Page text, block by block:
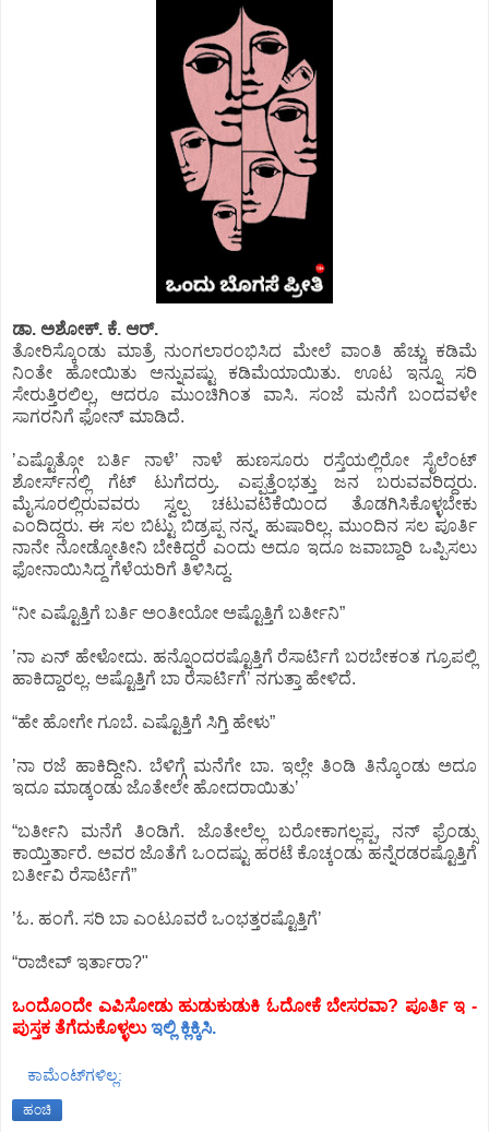
ಡಾ. ಅಶೋಕ್.‌ ಕೆ. ಆರ್.‌
ತೋರಿಸ್ಕೊಂಡು ಮಾತ್ರೆ ನುಂಗಲಾರಂಭಿಸಿದ ಮೇಲೆ ವಾಂತಿ ಹೆಚ್ಚು ಕಡಿಮೆ
ನಿಂತೇ ಹೋಯಿತು ಅನ್ನುವಷ್ಟು ಕಡಿಮೆಯಾಯಿತು. ಊಟ ಇನ್ನೂ ಸರಿ
ಸೇರುತ್ತಿರಲಿಲ್ಲ, ಆದರೂ ಮುಂಚಿಗಿಂತ ವಾಸಿ. ಸಂಜೆ ಮನೆಗೆ ಬಂದವಳೇ
ಸಾಗರನಿಗೆ ಫೋನ್‌ ಮಾಡಿದೆ.
ʼಎಷ್ಟೊತ್ಗೋ ಬರ್ತಿ ನಾಳೆʼ ನಾಳೆ ಹುಣಸೂರು ರಸ್ತೆಯಲ್ಲಿರೋ ಸೈಲೆಂಟ್‌
ಶೋರ್ಸ್‌ನಲ್ಲಿ ಗೆಟ್‌ ಟುಗೆದರ್ರು. ಎಪ್ಪತ್ತೆಂಭತ್ತು ಜನ ಬರುವವರಿದ್ದರು.
ಮೈಸೂರಲ್ಲಿರುವವರು ಸ್ವಲ್ಪ ಚಟುವಟಿಕೆಯಿಂದ ತೊಡಗಿಸಿಕೊಳ್ಳಬೇಕು
ಎಂದಿದ್ದರು. ಈ ಸಲ ಬಿಟ್ಟು ಬಿಡ್ರಪ್ಪ ನನ್ನ, ಹುಷಾರಿಲ್ಲ. ಮುಂದಿನ ಸಲ ಪೂರ್ತಿ
ನಾನೇ ನೋಡ್ಕೋತೀನಿ ಬೇಕಿದ್ದರೆ ಎಂದು ಅದೂ ಇದೂ ಜವಾಬ್ದಾರಿ ಒಪ್ಪಿಸಲು
ಫೋನಾಯಿಸಿದ್ದ ಗೆಳೆಯರಿಗೆ ತಿಳಿಸಿದ್ದ.
“ನೀ ಎಷ್ಟೊತ್ತಿಗೆ ಬರ್ತಿ ಅಂತೀಯೋ ಅಷ್ಟೊತ್ತಿಗೆ ಬರ್ತೀನಿ”
ʼನಾ ಏನ್‌ ಹೇಳೋದು. ಹನ್ನೊಂದರಷ್ಟೊತ್ತಿಗೆ ರೆಸಾರ್ಟಿಗೆ ಬರಬೇಕಂತ ಗ್ರೂಪಲ್ಲಿ
ಹಾಕಿದ್ದಾರಲ್ಲ. ಅಷ್ಟೊತ್ತಿಗೆ ಬಾ ರೆಸಾರ್ಟಿಗೆʼ ನಗುತ್ತಾ ಹೇಳಿದೆ.
“ಹೇ ಹೋಗೇ ಗೂಬೆ. ಎಷ್ಟೊತ್ತಿಗೆ ಸಿಗ್ತಿ ಹೇಳು”
ʼನಾ ರಜೆ ಹಾಕಿದ್ದೀನಿ. ಬೆಳಿಗ್ಗೆ ಮನೆಗೇ ಬಾ. ಇಲ್ಲೇ ತಿಂಡಿ ತಿನ್ಕೊಂಡು ಅದೂ
ಇದೂ ಮಾಡ್ಕಂಡು ಜೊತೇಲೇ ಹೋದರಾಯಿತುʼ
“ಬರ್ತೀನಿ ಮನೆಗೆ ತಿಂಡಿಗೆ. ಜೊತೇಲೆಲ್ಲ ಬರೋಕಾಗಲ್ಲಪ್ಪ, ನನ್‌ ಫ್ರೆಂಡ್ಸು
ಕಾಯ್ತಿರ್ತಾರೆ. ಅವರ ಜೊತೆಗೆ ಒಂದಷ್ಟು ಹರಟೆ ಕೊಚ್ಕಂಡು ಹನ್ನೆರಡರಷ್ಟೊತ್ತಿಗೆ
ಬರ್ತೀವಿ ರೆಸಾರ್ಟಿಗೆ”
ʼಓ. ಹಂಗೆ. ಸರಿ ಬಾ ಎಂಟೂವರೆ ಒಂಭತ್ತರಷ್ಟೊತ್ತಿಗೆʼ
“ರಾಜೀವ್‌ ಇರ್ತಾರಾ?"
ಒಂದೊಂದೇ ಎಪಿಸೋಡು ಹುಡುಕುಡುಕಿ ಓದೋಕೆ ಬೇಸರವಾ? ಪೂರ್ತಿ ಇ -
ಪುಸ್ತಕ ತೆಗೆದುಕೊಳ್ಳಲುಇಲ್ಲಿ ಕ್ಲಿಕ್ಕಿಸಿ.
ಕಾಮೆಂಟ್‌ಗಳಿಲ್ಲ:
ಹಂಚಿ